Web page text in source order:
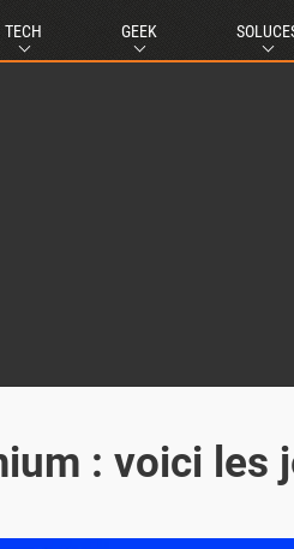
TECH GEEK
: voici les